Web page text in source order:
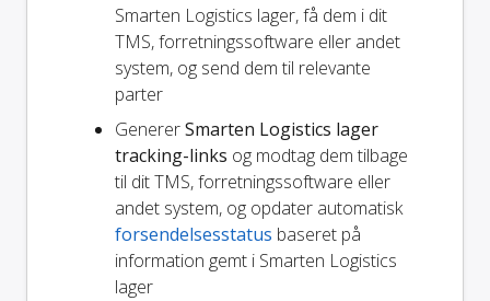
Smarten Logistics lager, få dem i dit
TMS, forretningssoftware eller andet
system, og send dem til relevante
parter
GenererSmarten Logistics lager
tracking-links og modtag dem tilbage
til dit TMS, forretningssoftware eller
andet system, og opdater automatisk
forsendelsesstatus baseret på
information gemt i Smarten Logistics
lager